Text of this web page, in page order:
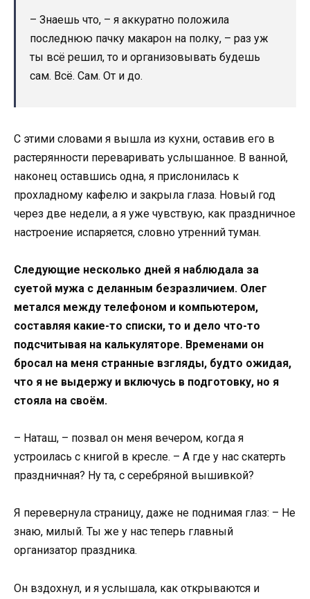
– Знаешь что, – я аккуратно положила
последнюю пачку макарон на полку, – раз уж
ты всё решил, то и организовывать будешь
сам. Всё. Сам. От и до.
С этими словами я вышла из кухни, оставив его в
растерянности переваривать услышанное. В ванной,
наконец оставшись одна, я прислонилась к
прохладному кафелю и закрыла глаза. Новый год
через две недели, а я уже чувствую, как праздничное
настроение испаряется, словно утренний туман.
Следующие несколько дней я наблюдала за
суетой мужа с деланным безразличием. Олег
метался между телефоном и компьютером,
составляя какие-то списки, то и дело что-то
подсчитывая на калькуляторе. Временами он
бросал на меня странные взгляды, будто ожидая,
что я не выдержу и включусь в подготовку, но я
стояла на своём.
– Наташ, – позвал он меня вечером, когда я
устроилась с книгой в кресле. – А где у нас скатерть
праздничная? Ну та, с серебряной вышивкой?
Я перевернула страницу, даже не поднимая глаз: – Не
знаю, милый. Ты же у нас теперь главный
организатор праздника.
Он вздохнул, и я услышала, как открываются и